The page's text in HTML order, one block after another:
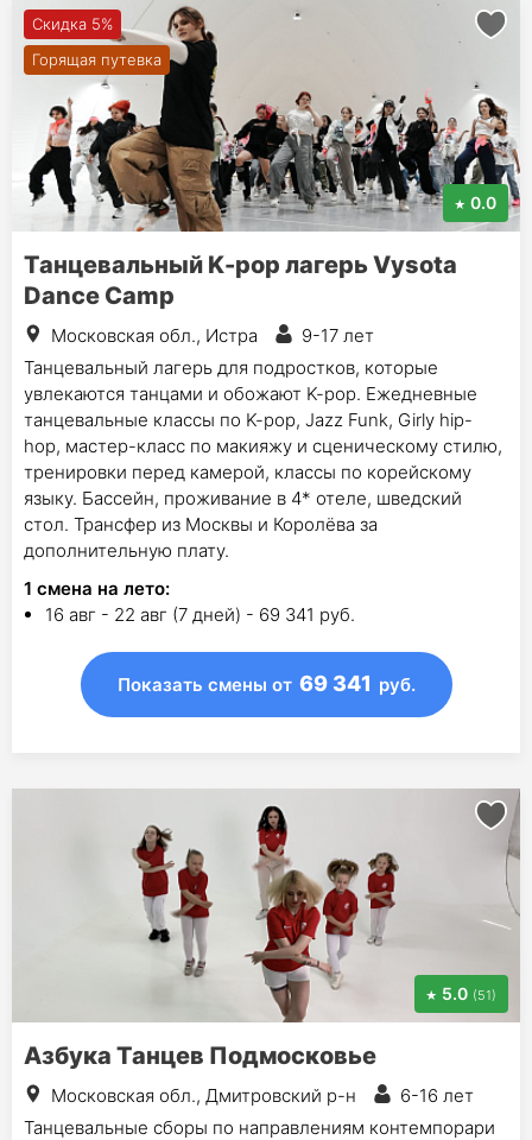
Скидка 5%
Горящая путевка
0.0
Танцевальный K-pop лагерь Vysota
Dance Camp
Московская обл., Истра
9-17 лет
Танцевальный лагерь для подростков, которые
увлекаются танцами и обожают K-pop. Ежедневные
танцевальные классы по K-pop, Jazz Funk, Girly hip-
hop, мастер-класс по макияжу и сценическому стилю,
тренировки перед камерой, классы по корейскому
языку. Бассейн, проживание в 4* отеле, шведский
стол. Трансфер из Москвы и Королёва за
дополнительную плату.
1 смена на лето:
16 авг - 22 авг (7 дней) - 69 341 руб.
Показать смены от 69 341 руб.
5.0 (51)
Азбука Танцев Подмосковье
Московская обл., Дмитровский р-н
6-16 лет
Танцевальные сборы по направлениям контемпорари